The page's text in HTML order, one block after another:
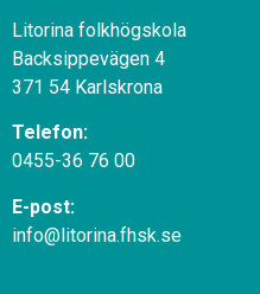
Litorina folkhögskola
Backsippevägen 4
371 54 Karlskrona
Telefon:
0455-36 76 00
E-post:
info@litorina.fhsk.se